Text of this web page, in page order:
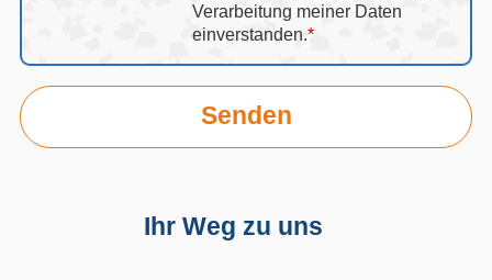
Verarbeitung meiner Daten
einverstanden.*
Ihr Weg zu uns